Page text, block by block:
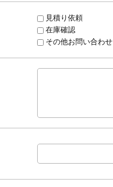
見積り依頼
在庫確認
その他お問い合わせ